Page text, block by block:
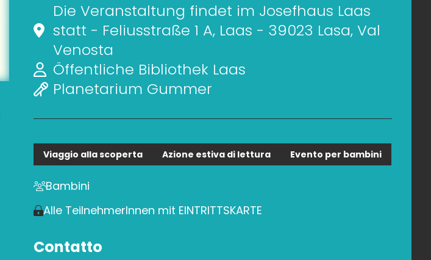
Die Veranstaltung findet im Josefhaus Laas
statt - Feliusstraße 1 A, Laas - 39023 Lasa, Val
Venosta
Öffentliche Bibliothek Laas
Planetarium Gummer
Viaggio alla scoperta Azione estiva di lettura Evento per bambini
Bambini
Alle TeilnehmerInnen mit EINTRITTSKARTE
Contatto